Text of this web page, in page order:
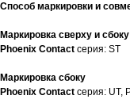
Способ маркировки и
Маркировка сверху и сбоку
Phoenix Contact серия: ST
Маркировка сбоку
Phoenix Contact серия: UT,